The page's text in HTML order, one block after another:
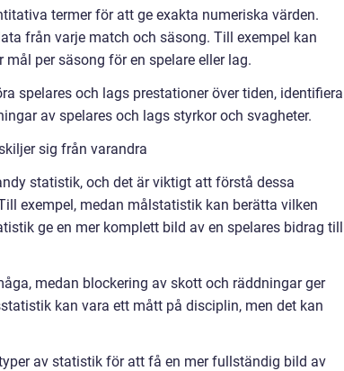
termer för att ge exakta numeriska värden.
från varje match och säsong. Till exempel kan
per säsong för en spelare eller lag.
spelares och lags prestationer över tiden, identifiera
av spelares och lags styrkor och svagheter.
sig från varandra
statistik, och det är viktigt att förstå dessa
exempel, medan målstatistik kan berätta vilken
ge en mer komplett bild av en spelares bidrag till
medan blockering av skott och räddningar ger
kan vara ett mått på disciplin, men det kan
av statistik för att få en mer fullständig bild av